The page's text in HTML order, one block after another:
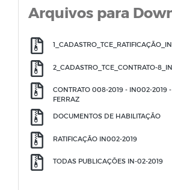
Arquivos para
2_CADASTRO_TCE_CONTRATO-
CONTRATO 008-2019 - IN002-2019
FERRAZ
DOCUMENTOS DE HABILITAÇÃO
RATIFICAÇÃO IN002-2019
TODAS PUBLICAÇÕES IN-02-2019